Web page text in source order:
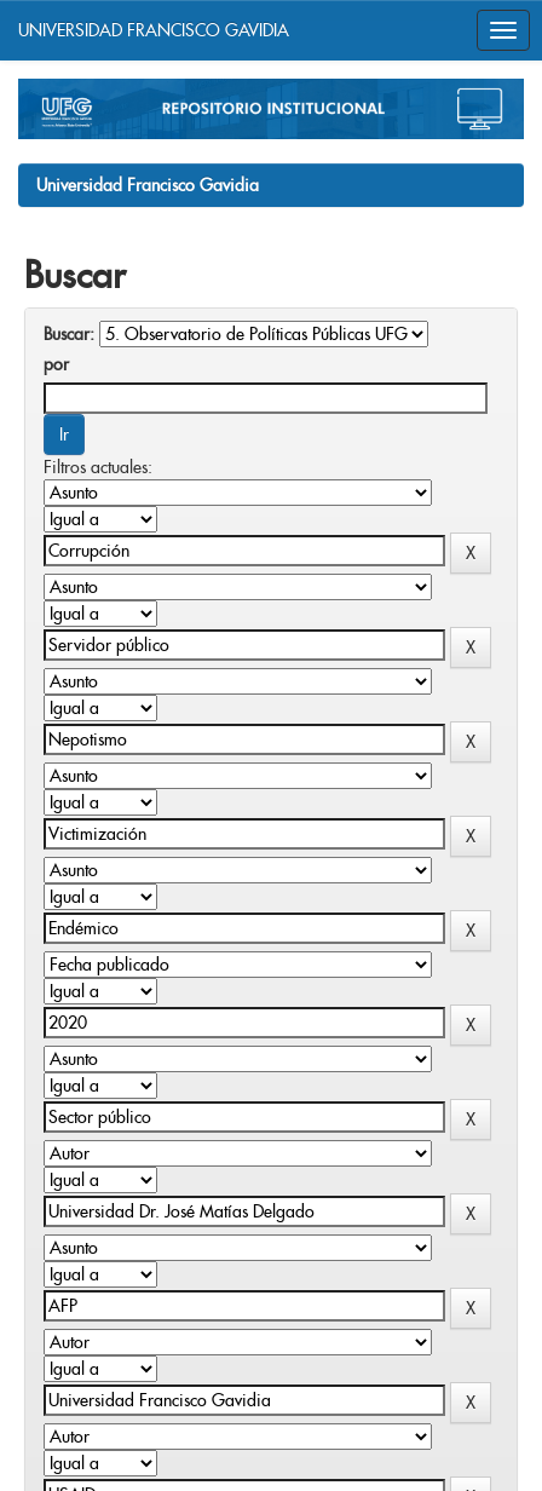
navigation
UNIVERSIDAD FRANCISCO GAVIDIA
Universidad Francisco Gavidia
Buscar
Buscar:
por
Filtros actuales: